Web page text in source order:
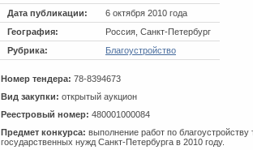
Дата публикации:
6 октября 2010 года
География:
Россия, Санкт-Петербург
Рубрика:
Благоустройство
Номер тендера: 78-8394673
Вид закупки: открытый аукцион
Реестровый номер: 480001000084
Предмет конкурса: выполнение работ по
государственных нужд Санкт-Петербурга в 2010 году.